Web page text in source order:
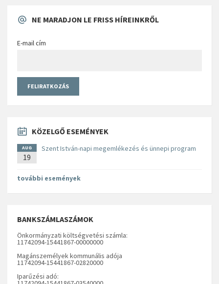
NE MARADJON LE FRISS HÍREINKRŐL
E-mail cím
KÖZELGŐ ESEMÉNYEK
AUG
19
Szent István-napi megemlékezés és ünnepi program
további események
BANKSZÁMLASZÁMOK
Önkormányzati költségvetési számla:
11742094-15441867-00000000
Magánszemélyek kommunális adója
11742094-15441867-02820000
Iparűzési adó: